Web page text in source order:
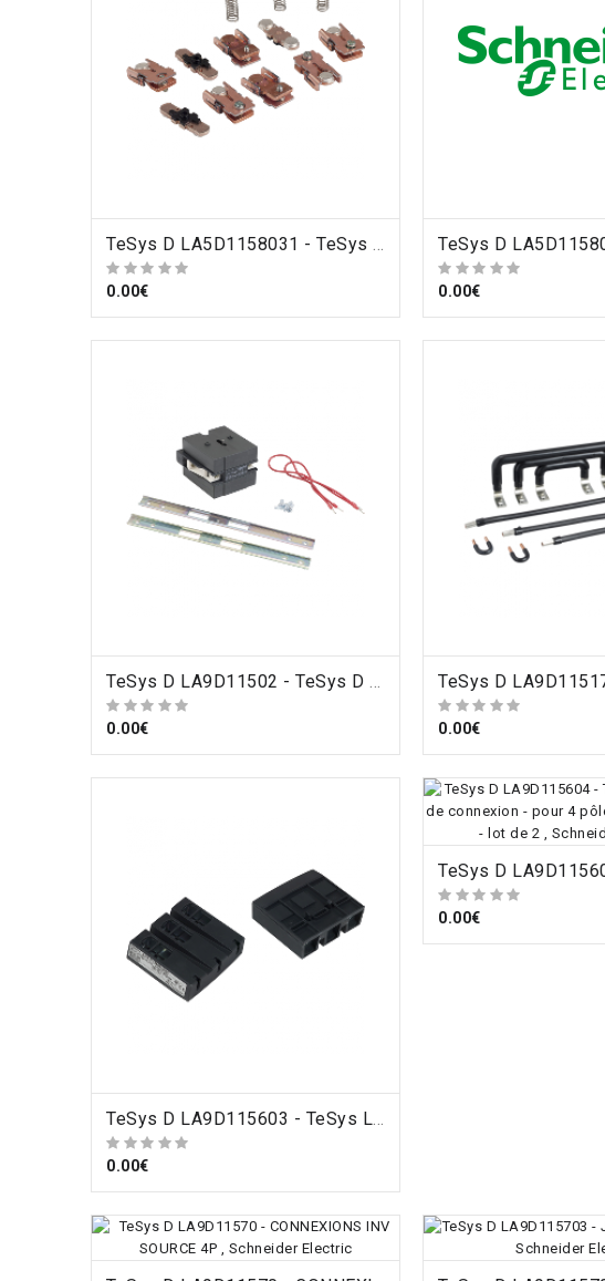
ORDRE
0.00€
ORDRE
0.00€
ORDRE
0.00€
ORDRE
0.00€
ORDRE TeSys D LA9D115603 - TeSys LA9D - bloc de connexion - pour 3 pôles TeSys LC1D115, LC1D150 - lot de 2 , Schneider Electric
0.00€
ORDRE
0.00€